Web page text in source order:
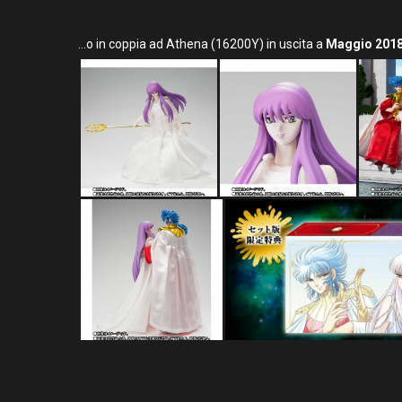
…o in coppia ad Athena (16200Y) in uscita a Maggio